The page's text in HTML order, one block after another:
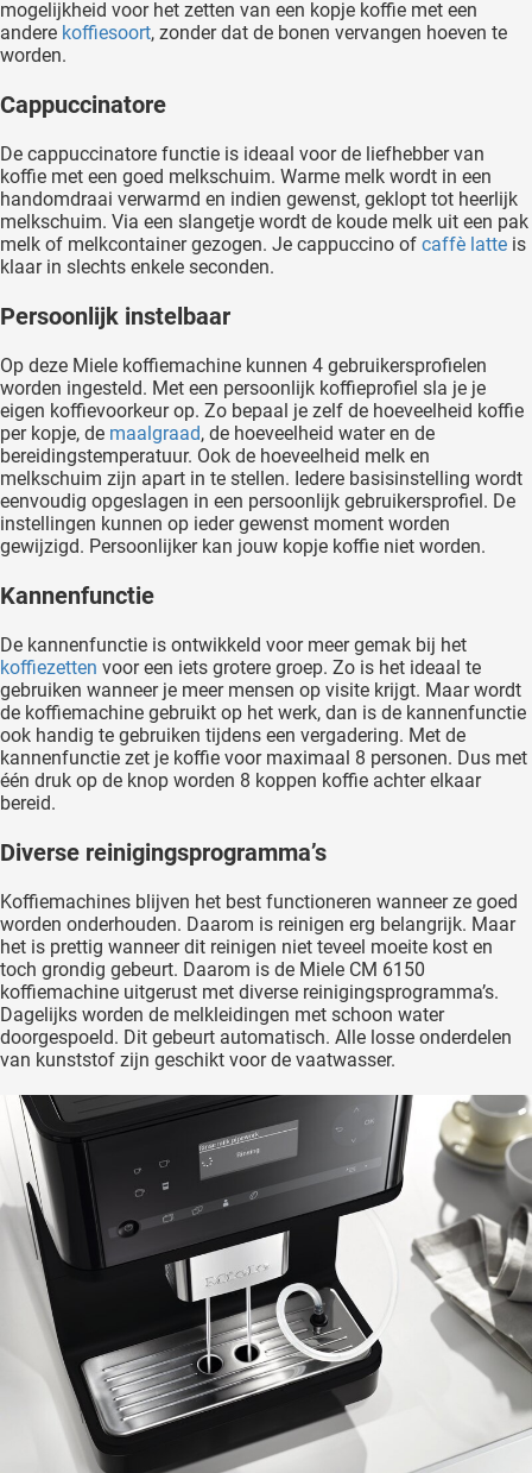
mogelijkheid voor het zetten van een kopje koffie met een
andere koffiesoort, zonder dat de bonen vervangen hoeven te
worden.
Cappuccinatore
De cappuccinatore functie is ideaal voor de liefhebber van
koffie met een goed melkschuim. Warme melk wordt in een
handomdraai verwarmd en indien gewenst, geklopt tot heerlijk
melkschuim. Via een slangetje wordt de koude melk uit een pak
melk of melkcontainer gezogen. Je cappuccino of caffè latte is
klaar in slechts enkele seconden.
Persoonlijk instelbaar
Op deze Miele koffiemachine kunnen 4 gebruikersprofielen
worden ingesteld. Met een persoonlijk koffieprofiel sla je je
eigen koffievoorkeur op. Zo bepaal je zelf de hoeveelheid koffie
per kopje, de maalgraad, de hoeveelheid water en de
bereidingstemperatuur. Ook de hoeveelheid melk en
melkschuim zijn apart in te stellen. Iedere basisinstelling wordt
eenvoudig opgeslagen in een persoonlijk gebruikersprofiel. De
instellingen kunnen op ieder gewenst moment worden
gewijzigd. Persoonlijker kan jouw kopje koffie niet worden.
Kannenfunctie
De kannenfunctie is ontwikkeld voor meer gemak bij het
koffiezetten voor een iets grotere groep. Zo is het ideaal te
gebruiken wanneer je meer mensen op visite krijgt. Maar wordt
de koffiemachine gebruikt op het werk, dan is de kannenfunctie
ook handig te gebruiken tijdens een vergadering. Met de
kannenfunctie zet je koffie voor maximaal 8 personen. Dus met
één druk op de knop worden 8 koppen koffie achter elkaar
bereid.
Diverse reinigingsprogramma’s
Koffiemachines blijven het best functioneren wanneer ze goed
worden onderhouden. Daarom is reinigen erg belangrijk. Maar
het is prettig wanneer dit reinigen niet teveel moeite kost en
toch grondig gebeurt. Daarom is de Miele CM 6150
koffiemachine uitgerust met diverse reinigingsprogramma’s.
Dagelijks worden de melkleidingen met schoon water
doorgespoeld. Dit gebeurt automatisch. Alle losse onderdelen
van kunststof zijn geschikt voor de vaatwasser.